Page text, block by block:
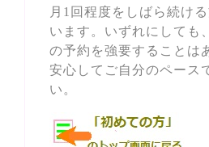
月1回程度をしばら続け
います。いずれにしても
の予約を強要することは
安心してご自分のペース
い。